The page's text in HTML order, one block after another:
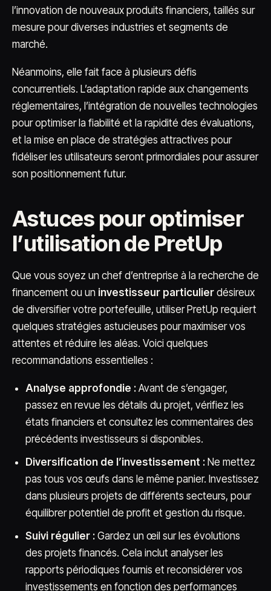
l’innovation de nouveaux produits financiers, taillés sur
mesure pour diverses industries et segments de
marché.
Néanmoins, elle fait face à plusieurs défis
concurrentiels. L’adaptation rapide aux changements
réglementaires, l’intégration de nouvelles technologies
pour optimiser la fiabilité et la rapidité des évaluations,
et la mise en place de stratégies attractives pour
fidéliser les utilisateurs seront primordiales pour assurer
son positionnement futur.
Astuces pour optimiser
l’utilisation de PretUp
Que vous soyez un chef d’entreprise à la recherche de
financement ou un investisseur particulier désireux
de diversifier votre portefeuille, utiliser PretUp requiert
quelques stratégies astucieuses pour maximiser vos
attentes et réduire les aléas. Voici quelques
recommandations essentielles :
Analyse approfondie : Avant de s’engager,
passez en revue les détails du projet, vérifiez les
états financiers et consultez les commentaires des
précédents investisseurs si disponibles.
Diversification de l’investissement : Ne mettez
pas tous vos œufs dans le même panier. Investissez
dans plusieurs projets de différents secteurs, pour
équilibrer potentiel de profit et gestion du risque.
Suivi régulier : Gardez un œil sur les évolutions
des projets financés. Cela inclut analyser les
rapports périodiques fournis et reconsidérer vos
investissements en fonction des performances